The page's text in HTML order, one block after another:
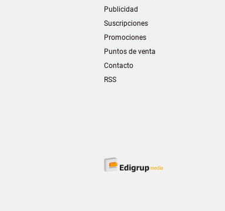
Publicidad
Suscripciones
Promociones
Puntos de venta
Contacto
RSS